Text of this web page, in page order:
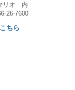
リオ 内
26-7600
ちら